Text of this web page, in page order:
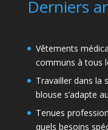
Derniers
Vêtements
communs à tous
Travailler dans la
blouse s’adapte
Tenues
quels besoins